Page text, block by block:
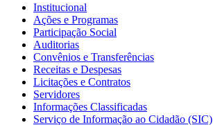
Institucional
Ações e Programas
Participação Social
Auditorias
Convênios e Transferências
Receitas e Despesas
Licitações e Contratos
Servidores
Informações Classificadas
Serviço de Informação ao Cidadão (SIC)